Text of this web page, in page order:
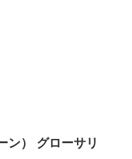
ン） グローサリ